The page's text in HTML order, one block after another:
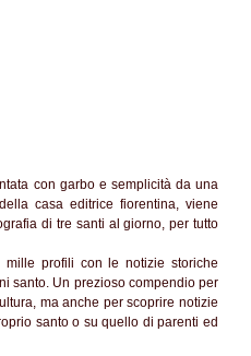
con garbo e semplicità da una
casa editrice fiorentina, viene
di tre santi al giorno, per tutto
mille profili con le notizie storiche
santo. Un prezioso compendio per
ma anche per scoprire notizie
santo o su quello di parenti ed